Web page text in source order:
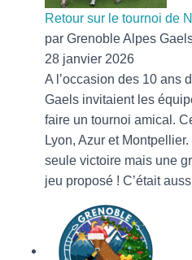
Retour sur le tournoi de
par Grenoble Alpes
28 janvier 2026
A l’occasion des 10 ans
Gaels invitaient les
faire un tournoi amical.
Lyon, Azur et
seule victoire mais une
jeu proposé ! C’était